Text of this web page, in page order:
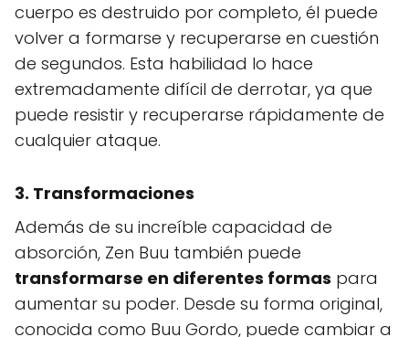
cuerpo es destruido por completo, él puede
volver a formarse y recuperarse en cuestión
de segundos. Esta habilidad lo hace
extremadamente difícil de derrotar, ya que
puede resistir y recuperarse rápidamente de
cualquier ataque.
3. Transformaciones
Además de su increíble capacidad de
absorción, Zen Buu también puede
transformarse en diferentes formas para
aumentar su poder. Desde su forma original,
conocida como Buu Gordo, puede cambiar a